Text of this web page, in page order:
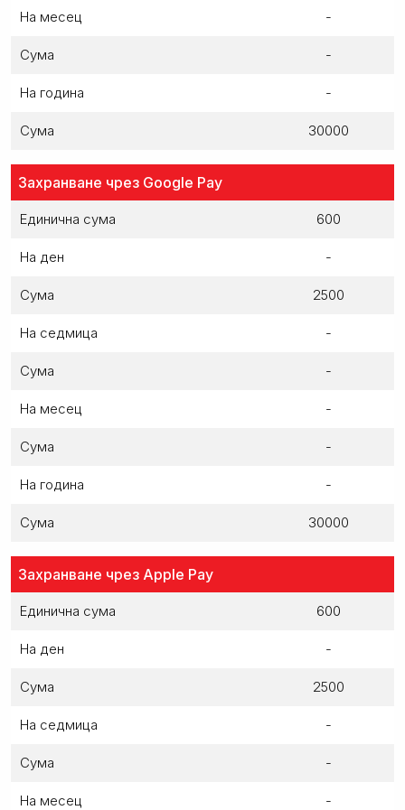
На месец -
Сума -
На година -
Сума 30000
Захранване чрез Google Pay
Единична сума 600
На ден -
Сума 2500
На седмица -
Сума -
На месец -
Сума -
На година -
Сума 30000
Захранване чрез Apple Pay
Единична сума 600
На ден -
Сума 2500
На седмица -
Сума -
На месец -